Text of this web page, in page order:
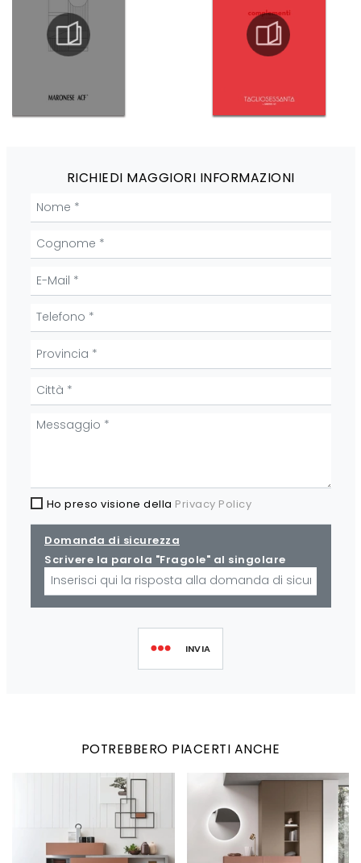
RICHIEDI MAGGIORI INFORMAZIONI
Ho preso visione della Privacy Policy
Domanda di sicurezza
Scrivere la parola "Fragole" al singolare
INVIA
POTREBBERO PIACERTI ANCHE